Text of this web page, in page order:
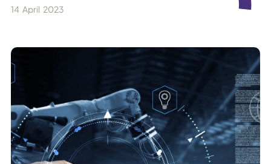
14 April 2023